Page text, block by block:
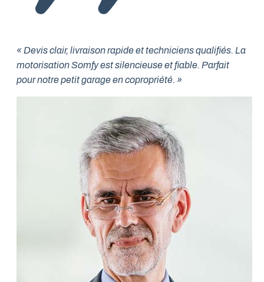
« Devis clair, livraison rapide et techniciens qualifiés. La
motorisation Somfy est silencieuse et fiable. Parfait
pour notre petit garage en copropriété. »